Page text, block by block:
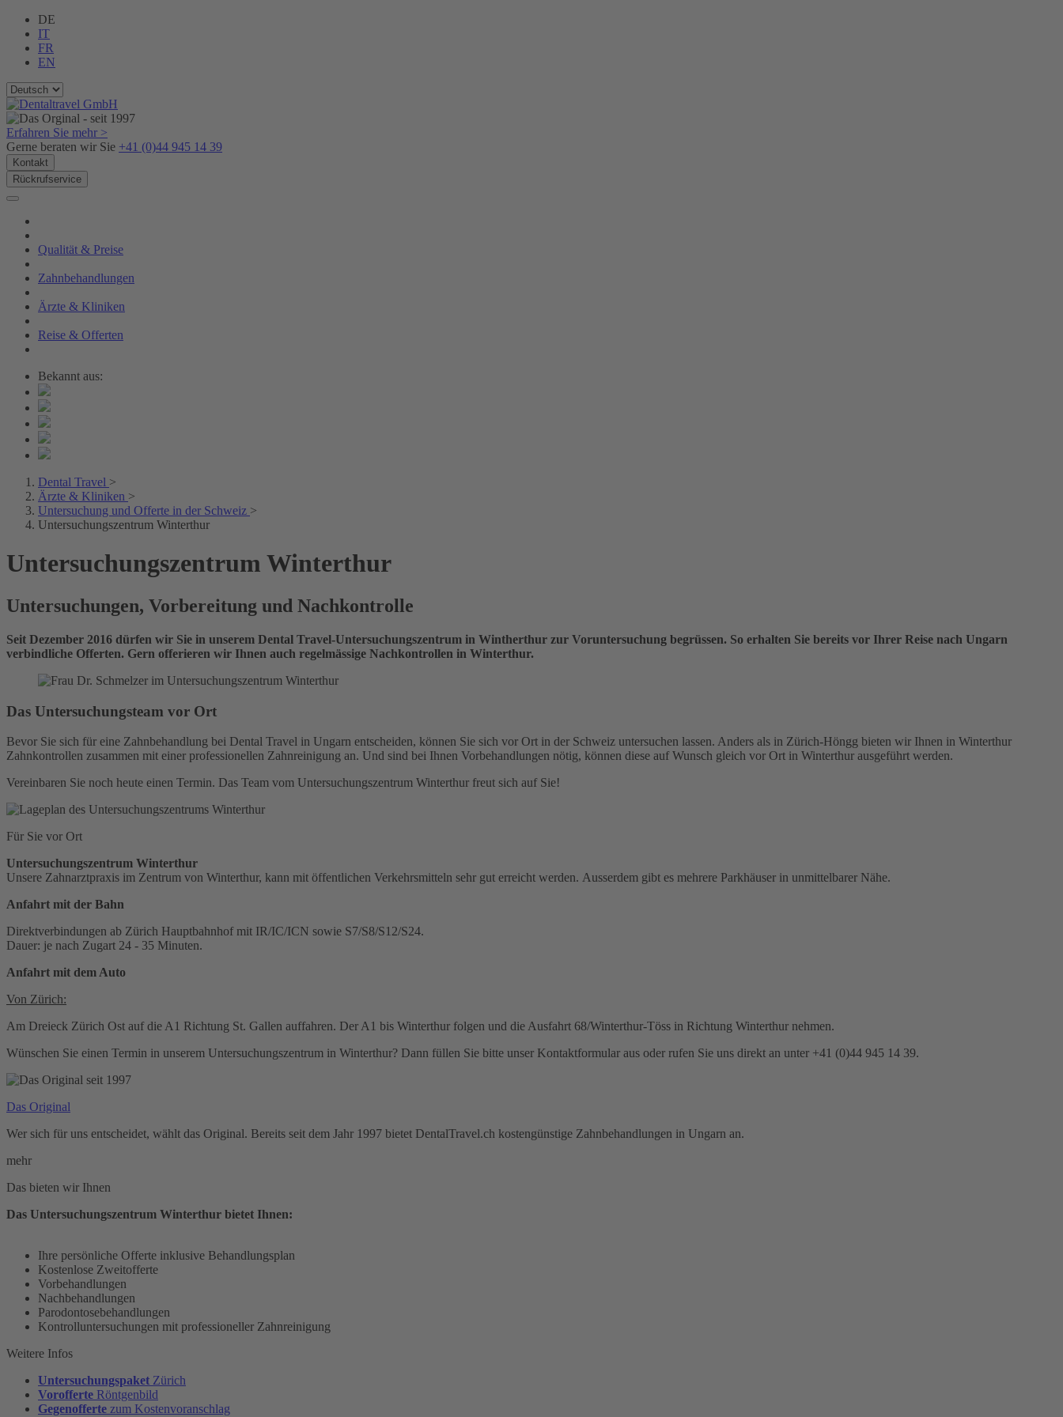
DE
IT
FR
EN
Erfahren Sie mehr >
Gerne beraten wir Sie +41 (0)44 945 14 39
Kontakt
Rückrufservice
Qualität & Preise
Zahnbehandlungen
Ärzte & Kliniken
Reise & Offerten
Bekannt aus:
Dental Travel >
Ärzte & Kliniken >
Untersuchung und Offerte in der Schweiz >
Untersuchungszentrum Winterthur
Untersuchungszentrum Winterthur
Untersuchungen, Vorbereitung und Nachkontrolle
Seit Dezember 2016 dürfen wir Sie in unserem Dental Travel-Untersuchungszentrum in Wintherthur zur Voruntersuchung begrüssen. So erhalten Sie bereits vor Ihrer Reise nach Ungarn
verbindliche Offerten. Gern offerieren wir Ihnen auch regelmässige Nachkontrollen in Winterthur.
Das Untersuchungsteam vor Ort
Bevor Sie sich für eine Zahnbehandlung bei Dental Travel in Ungarn entscheiden, können Sie sich vor Ort in der Schweiz untersuchen lassen. Anders als in Zürich-Höngg bieten wir Ihnen in Winterthur
Zahnkontrollen zusammen mit einer professionellen Zahnreinigung an. Und sind bei Ihnen Vorbehandlungen nötig, können diese auf Wunsch gleich vor Ort in Winterthur ausgeführt werden.
Vereinbaren Sie noch heute einen Termin. Das Team vom Untersuchungszentrum Winterthur freut sich auf Sie!
Für Sie vor Ort
Untersuchungszentrum Winterthur
Unsere Zahnarztpraxis im Zentrum von Winterthur, kann mit öffentlichen Verkehrsmitteln sehr gut erreicht werden. Ausserdem gibt es mehrere Parkhäuser in unmittelbarer Nähe.
Anfahrt mit der Bahn
Direktverbindungen ab Zürich Hauptbahnhof mit IR/IC/ICN sowie S7/S8/S12/S24.
Dauer: je nach Zugart 24 - 35 Minuten.
Anfahrt mit dem Auto
Von Zürich:
Am Dreieck Zürich Ost auf die A1 Richtung St. Gallen auffahren. Der A1 bis Winterthur folgen und die Ausfahrt 68/Winterthur-Töss in Richtung Winterthur nehmen.
Wünschen Sie einen Termin in unserem Untersuchungszentrum in Winterthur? Dann füllen Sie bitte unser Kontaktformular aus oder rufen Sie uns direkt an unter +41 (0)44 945 14 39.
Das Original
Wer sich für uns entscheidet, wählt das Original. Bereits seit dem Jahr 1997 bietet DentalTravel.ch kostengünstige Zahnbehandlungen in Ungarn an.
mehr
Das bieten wir Ihnen
Das Untersuchungszentrum Winterthur bietet Ihnen:
Ihre persönliche Offerte inklusive Behandlungsplan
Kostenlose Zweitofferte
Vorbehandlungen
Nachbehandlungen
Parodontosebehandlungen
Kontrolluntersuchungen mit professioneller Zahnreinigung
Weitere Infos
Untersuchungspaket Zürich
Vorofferte Röntgenbild
Gegenofferte zum Kostenvoranschlag